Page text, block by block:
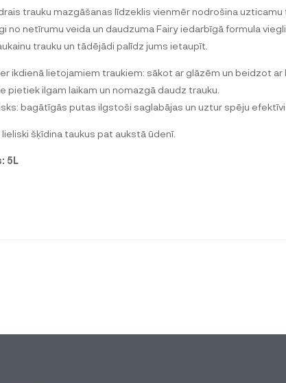
trauku mazgāšanas līdzeklis vienmēr nodrošina uzticamu
no netīrumu veida un daudzuma Fairy iedarbīgā formula
trauku un tādējādi palīdz jums ietaupīt.
ikdienā lietojamiem traukiem: sākot ar glāzēm un beidzot
pietiek ilgam laikam un nomazgā daudz trauku.
bagātīgās putas ilgstoši saglabājas un uztur spēju
šķīdina taukus pat aukstā ūdenī.
5L